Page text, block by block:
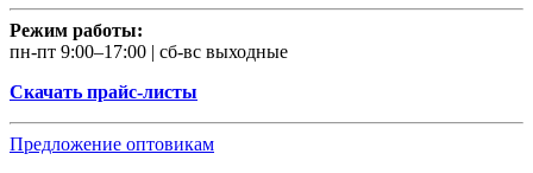
Режим работы:
пн-пт 9:00–17:00 | сб-вс выходные
Скачать прайс-листы
Предложение оптовикам